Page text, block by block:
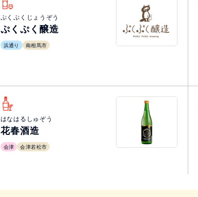
ぷくぷくじょうぞう
ぷくぷく醸造
浜通り 南相馬市
はなはるしゅぞう
花春酒造
会津 会津若松市